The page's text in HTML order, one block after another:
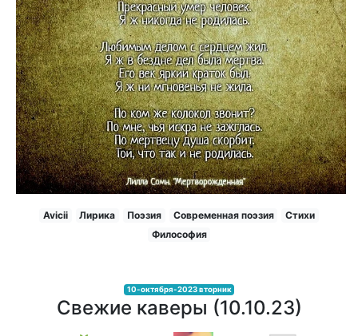
Avicii Лирика Поэзия Современная поэзия
Стихи
Философия
10-октября-2023 вторник
Свежие каверы (10.10.23)